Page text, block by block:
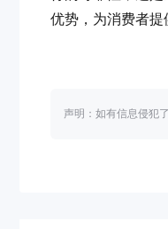
优势，为消费者提
声明：如有信息侵犯